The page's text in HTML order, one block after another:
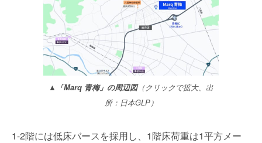
▲「Marq 青梅」の周辺図（クリックで拡大、出
所：日本GLP）
1-2階には低床バースを採用し、1階床荷重は1平方メー